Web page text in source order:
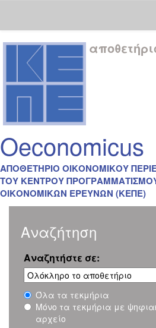
Skip
navigation
Oeconomicus
ΑΠΟΘΕΤΗΡΙΟ ΟΙΚΟΝΟΜΙΚΟΥ
ΤΟΥ ΚΕΝΤΡΟΥ
ΟΙΚΟΝΟΜΙΚΩΝ ΕΡΕΥΝΩΝ (ΚΕΠΕ)
Αναζήτηση
Αναζητήστε σε:
Όλα τα τεκμήρια
Μόνο τα τεκμήρια με
αρχείο